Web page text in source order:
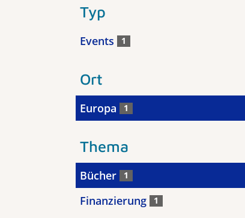
Typ
Events 1
Ort
Europa 1
Thema
Bücher 1
Finanzierung 1